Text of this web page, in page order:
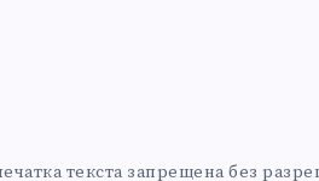
текста запрещена без